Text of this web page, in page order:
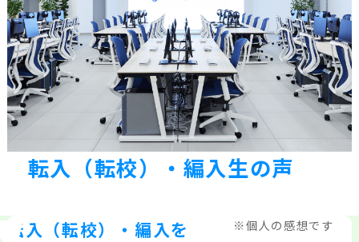
転入（転校）・編入生の声
転入（転校）・編入を
※個人の感想です